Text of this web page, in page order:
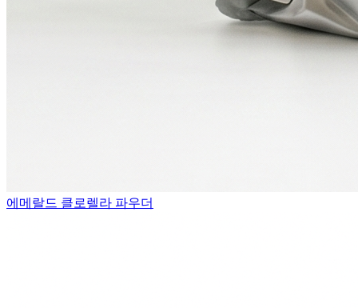
에메랄드 클로렐라 파우더